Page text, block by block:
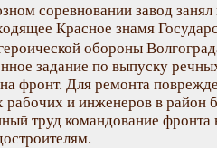
соревновании завод
Красное знамя
обороны
задание по выпуску
фронт. Для ремонта
рабочих и инженеров в район
труд командование фронта